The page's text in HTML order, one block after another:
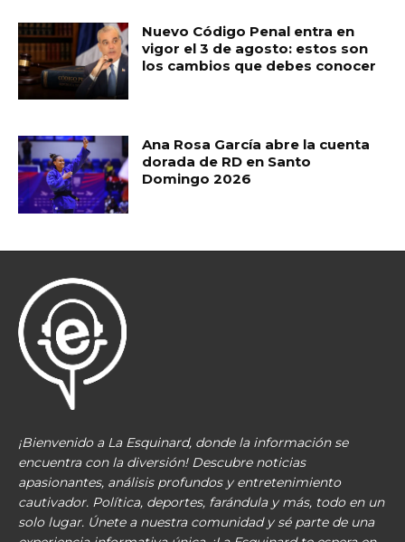
Nuevo Código Penal entra en
vigor el 3 de agosto: estos son
los cambios que debes conocer
Ana Rosa García abre la cuenta
dorada de RD en Santo
Domingo 2026
¡Bienvenido a La Esquinard, donde la información se
encuentra con la diversión! Descubre noticias
apasionantes, análisis profundos y entretenimiento
cautivador. Política, deportes, farándula y más, todo en un
solo lugar. Únete a nuestra comunidad y sé parte de una